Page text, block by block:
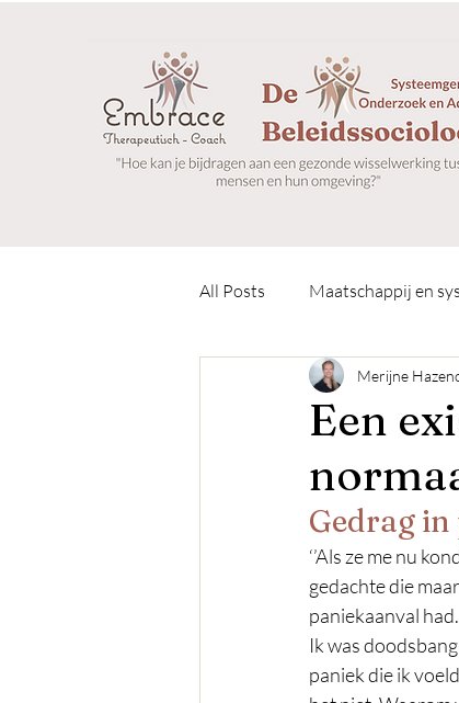
All Posts Maatschappij en
Hoogsensitiviteit
SenseGuide
Een
Merijne
Gedrag
‘’Als ze me nu
gedachte die
paniekaanval
Ik was
paniek die ik